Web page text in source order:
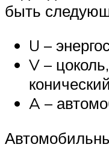
быть
U –
V –
A –